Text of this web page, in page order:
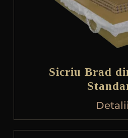
Sicriu Brad
Detalii